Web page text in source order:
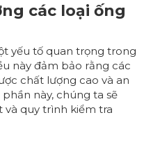
các loại ống
yếu tố quan trọng trong
này đảm bảo rằng các
chất lượng cao và an
này, chúng ta sẽ
và quy trình kiểm tra